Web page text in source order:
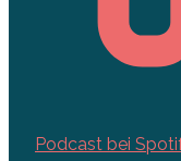
Podcast bei